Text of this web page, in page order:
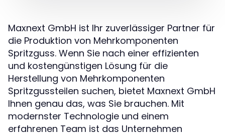
Maxnext GmbH ist Ihr zuverlässiger Partner für
die Produktion von Mehrkomponenten
Spritzguss. Wenn Sie nach einer effizienten
und kostengünstigen Lösung für die
Herstellung von Mehrkomponenten
Spritzgussteilen suchen, bietet Maxnext GmbH
Ihnen genau das, was Sie brauchen. Mit
modernster Technologie und einem
erfahrenen Team ist das Unternehmen